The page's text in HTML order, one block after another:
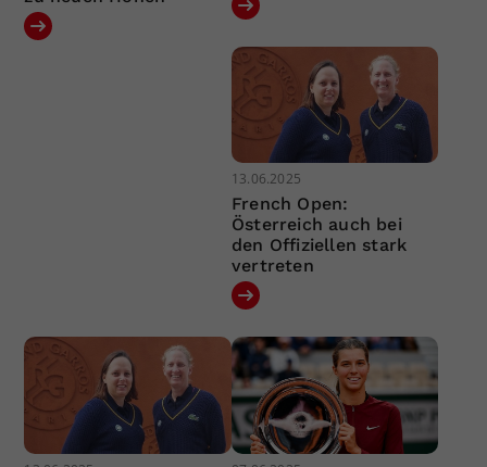
13.06.2025
French Open:
Österreich auch bei
den Offiziellen stark
vertreten